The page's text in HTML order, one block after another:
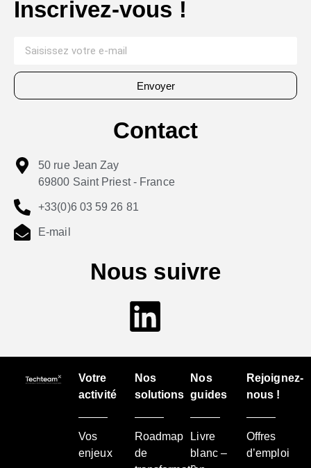
Inscrivez-vous !
Envoyer
Contact
50 rue Jean Zay
69800 Saint Priest - France
+33(0)6 03 59 26 81
E-mail
Nous suivre
Votre
activité
Vos
enjeux
Nos
solutions
Roadmap
de
Nos
guides
Livre
blanc –
Rejoignez-
nous !
Offres
d’emploi